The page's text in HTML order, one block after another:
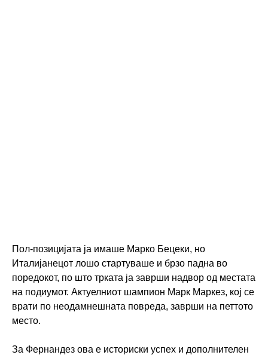
Пол-позицијата ја имаше Марко Бецеки, но
Италијанецот лошо стартуваше и брзо падна во
поредокот, по што трката ја заврши надвор од местата
на подиумот. Актуелниот шампион Марк Маркез, кој се
врати по неодамнешната повреда, заврши на петтото
место.
За Фернандез ова е историски успех и дополнителен